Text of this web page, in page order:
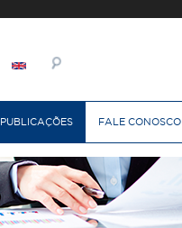
PUBLICAÇÕES FALE CONOSCO